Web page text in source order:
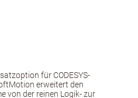
für CODESYS-
erweitert den
von der reinen Logik- zur